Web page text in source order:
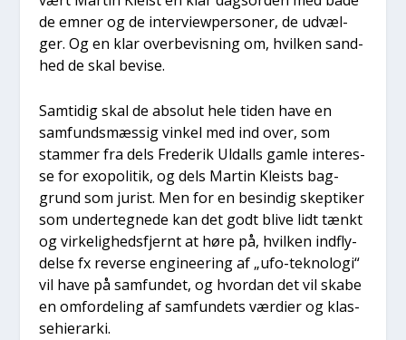
de emner og de inter­view­per­so­ner, de udvæl­
ger. Og en klar over­be­vis­ning om, hvil­ken sand­
hed de skal bevi­se.
Sam­ti­dig skal de abso­lut hele tiden have en
sam­funds­mæs­sig vin­kel med ind over, som
stam­mer fra dels Fre­de­rik Uldalls gam­le inter­es­
se for exopo­li­tik, og dels Mar­tin Klei­sts bag­
grund som jurist. Men for en besin­dig skep­ti­ker
som under­teg­ne­de kan det godt bli­ve lidt tænkt
og vir­ke­lig­heds­fjer­nt at høre på, hvil­ken ind­fly­
del­se fx rever­se engi­ne­e­ring af „ufo-tek­no­lo­gi“
vil have på sam­fun­det, og hvor­dan det vil ska­be
en omfor­de­ling af sam­fun­dets vær­di­er og klas­
se­hie­rar­ki.